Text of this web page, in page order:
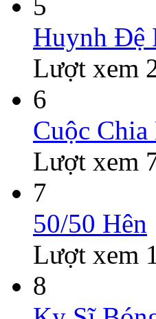
Huynh Đệ
Lượt xem
6
Cuộc
Lượt xem
7
50/50 Hên
Lượt xem 1
8